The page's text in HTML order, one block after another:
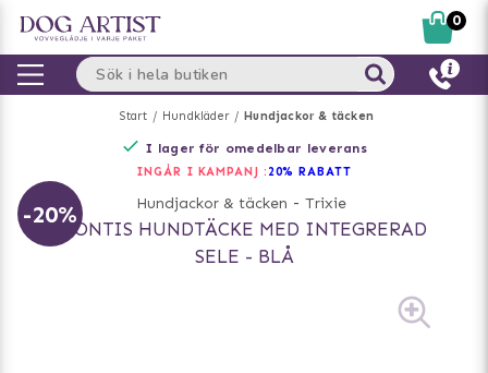
Start Hundkläder Hundjackor & täcken
I lager för omedelbar leverans
INGÅR I KAMPANJ : 20% RABATT
-20% Hundjackor & täcken - Trixie
PONTIS HUNDTÄCKE MED INTEGRERAD
SELE - BLÅ
0